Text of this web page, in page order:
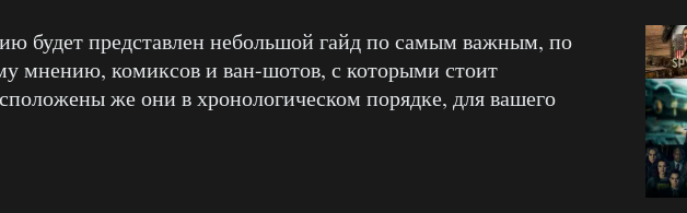
будет представлен небольшой гайд по самым важным, по
мнению, комиксов и ван-шотов, с которыми стоит
же они в хронологическом порядке, для вашего